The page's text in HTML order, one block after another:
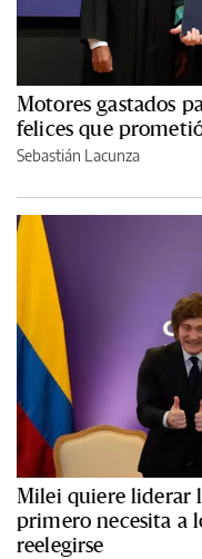
Motores gastados
felices que
Sebastián Lacunza
Milei quiere liderar
primero necesita a
reelegirse